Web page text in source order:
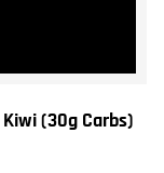
Kiwi (30g Carbs)